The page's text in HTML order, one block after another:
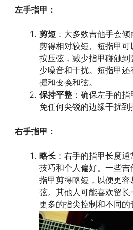
左手指甲：
剪短 ：大多数吉他手会
剪得相对较短。短指甲
按压弦，减少指甲碰触
少噪音和干扰。短指甲
握和变换和弦。
保持平整 ：确保左手的
免任何尖锐的边缘干扰到
右手指甲：
略长 ：右手的指甲长度
技巧和个人偏好。一些吉
指甲剪得略短，以便更容
弦。其他人可能喜欢留
更多的指尖控制和不同的